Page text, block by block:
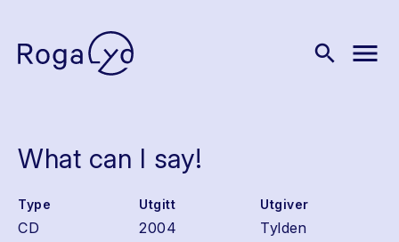
search menu
What can I say!
Type
CD
Utgitt
2004
Utgiver
Tylden